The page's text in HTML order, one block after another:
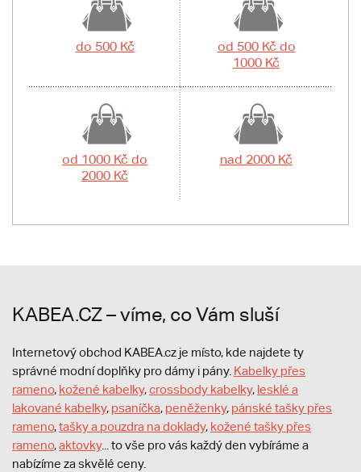
do 500 Kč
od 500 Kč do
1000 Kč
od 1000 Kč do
2000 Kč
nad 2000 Kč
KABEA.CZ – víme, co Vám sluší
Internetový obchod KABEA.cz je místo, kde najdete ty
správné modní doplňky pro dámy i pány. Kabelky přes
rameno, kožené kabelky,crossbody kabelky, lesklé a
lakované kabelky, psaníčka, peněženky, pánské tašky přes
rameno,tašky a pouzdra na doklady, kožené tašky přes
rameno,aktovky... to vše pro vás každý den vybíráme a
nabízíme za skvělé ceny.